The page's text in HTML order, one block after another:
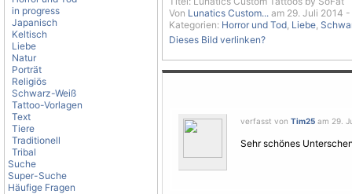
in progress
Japanisch
Keltisch
Liebe
Natur
Porträt
Religiös
Schwarz-Weiß
Tattoo-Vorlagen
Text
Tiere
Traditionell
Tribal
Suche
Super-Suche
Häufige Fragen
Von Lunatics Custom... am 29. Juli 2014 -
Kategorien: Horror und Tod, Liebe,
Dieses Bild verlinken?
verfasst von Tim25 am 29.
Sehr schönes